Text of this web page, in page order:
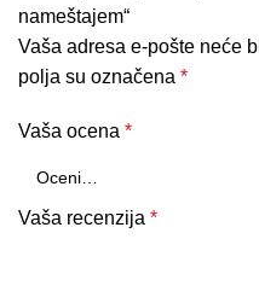
nameštajem“
Vaša adresa e-pošte neće
polja su označena*
Vaša ocena*
Vaša recenzija*